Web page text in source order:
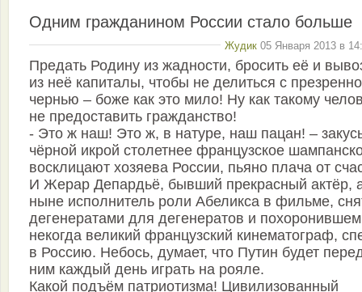
Одним гражданином России стало больше
Жудик 05 Января 2013 в
Предать Родину из жадности, бросить её и
из неё капиталы, чтобы не делиться с
чернью – боже как это мило! Ну как такому
не предоставить гражданство!
- Это ж наш! Это ж, в натуре, наш пацан! –
чёрной икрой столетнее французское
восклицают хозяева России, пьяно плача от
И Жерар Депардьё, бывший прекрасный актёр,
ныне исполнитель роли Абеликса в фильме,
дегенератами для дегенератов и похоронившем
некогда великий французский кинематограф,
в Россию. Небось, думает, что Путин будет
ним каждый день играть на рояле.
Какой подъём патриотизма! Цивилизованный